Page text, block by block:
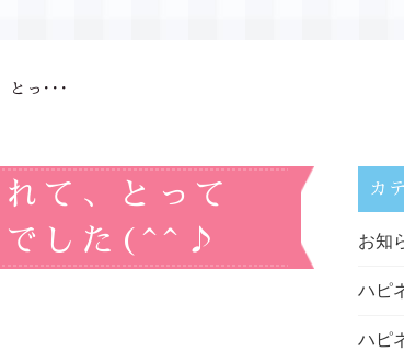
とっ･･･
て、とって
でした(^^♪
カ
お知
ハピ
ハピ